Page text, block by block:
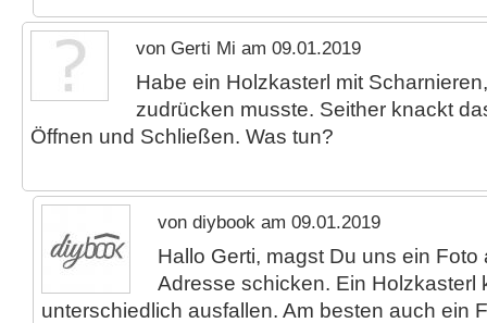
von Gerti Mi am 09.01.2019
Habe ein Holzkasterl mit
zudrücken musste. Seither knackt
Öffnen und Schließen. Was tun?
von diybook am 09.01.2019
Hallo Gerti, magst Du uns ein Foto
Adresse schicken. Ein Holzkasterl
unterschiedlich ausfallen. Am besten auch ein